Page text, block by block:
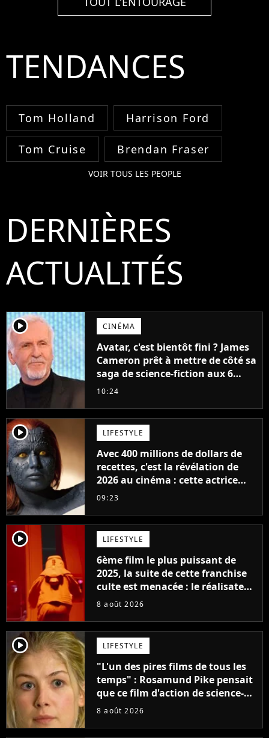
TENDANCES
Tom Holland Harrison Ford
Tom Cruise Brendan Fraser
VOIR TOUS LES PEOPLE
DERNIÈRES
ACTUALITÉS
player2 CINÉMA
Avatar, c'est bientôt fini ? James
Cameron prêt à mettre de côté sa
saga de science-fiction aux 6
milliards de recettes
10:24
player2 LIFESTYLE
Avec 400 millions de dollars de
recettes, c'est la révélation de
2026 au cinéma : cette actrice
adorée prête à remplacer
09:23
player2 LIFESTYLE
6ème film le plus puissant de
2025, la suite de cette franchise
culte est menacée : le réalisateur
claque la porte pour "différends
8 août 2026
player2 LIFESTYLE
"L'un des pires films de tous les
temps" : Rosamund Pike pensait
que ce film d'action de science-
fiction avec Dwayne Johnson
8 août 2026